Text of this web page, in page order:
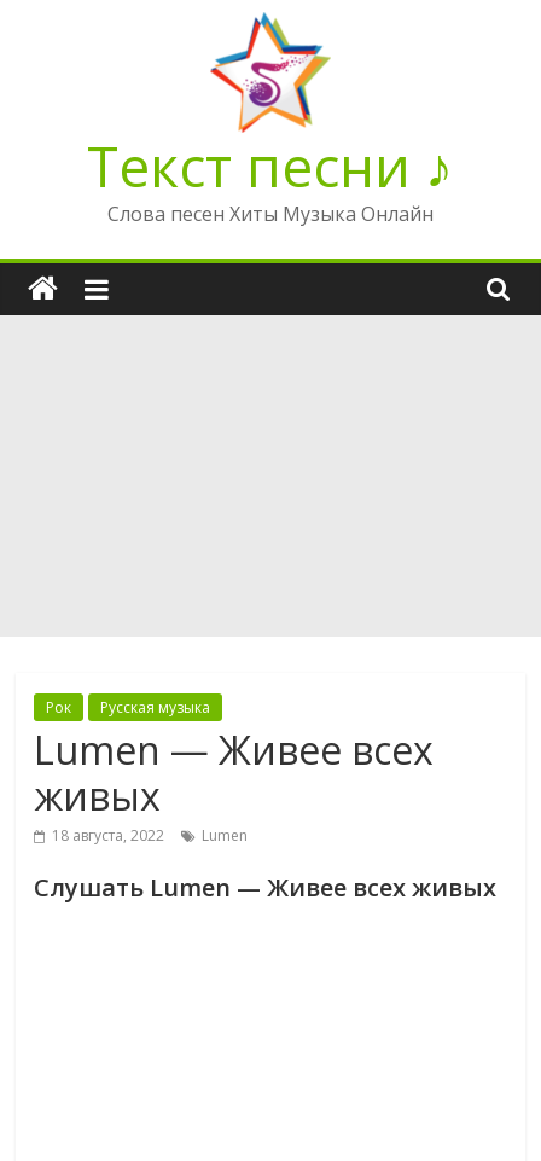
Текст песни ♪
Слова песен Хиты Музыка Онлайн
Рок Русская музыка
Lumen — Живее всех
живых
18 августа, 2022 Lumen
Слушать Lumen — Живее всех живых